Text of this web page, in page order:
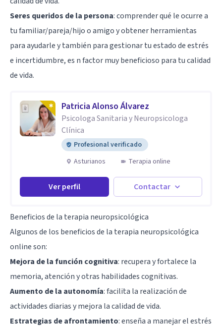
Seres queridos de la persona: comprender qué le ocurre a
tu familiar/pareja/hijo o amigo y obtener herramientas
para ayudarle y también para gestionar tu estado de estrés
e incertidumbre, es n factor muy beneficioso para tu calidad
de vida.
Patricia Alonso Álvarez
Psicologa Sanitaria y Neuropsicologa
Clínica
Profesional verificado
Asturianos
Terapia online
Ver perfil Contactar
Beneficios de la terapia neuropsicológica
Algunos de los beneficios de la terapia neuropsicológica
online son:
Mejora de la función cognitiva: recupera y fortalece la
memoria, atención y otras habilidades cognitivas.
Aumento de la autonomía: facilita la realización de
actividades diarias y mejora la calidad de vida.
Estrategias de afrontamiento: enseña a manejar el estrés